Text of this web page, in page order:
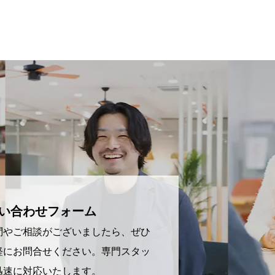
合わせフォーム
やご相談がございましたら、ぜひ
にお問合せください。専門スタッ
に対応いたします。